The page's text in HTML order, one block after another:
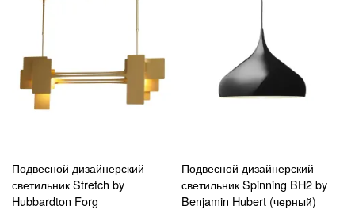
Подвесной дизайнерский
светильник Stretch by
Hubbardton Forg
Подвесной дизайнерский
светильник Spinning BH2 by
Benjamin Hubert (черный)